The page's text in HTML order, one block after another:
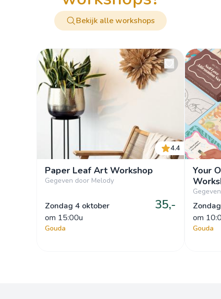
Bekijk alle workshops
4.4
Paper Leaf Art Workshop
Gegeven door Melody
Zondag 4 oktober
om 15:00u
35,-
Gouda
Your
om
Gouda